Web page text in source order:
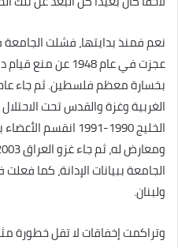
نعم فمنذ بدايتها، فشلت
عجزت في عام 1948
الغربية وغزة والقدس تحت
الخليج 1990-1991
الجامعة ببيانات الإدانة، كما
ولبنان.
وتراكمت إخفاقات لا تقل